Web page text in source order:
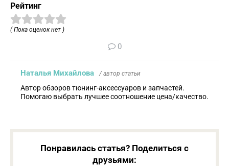
Рейтинг
( Пока оценок нет )
0
Наталья Михайлова / автор статьи
Автор обзоров тюнинг-аксессуаров и запчастей.
Помогаю выбрать лучшее соотношение цена/качество.
Понравилась статья? Поделиться с
друзьями: